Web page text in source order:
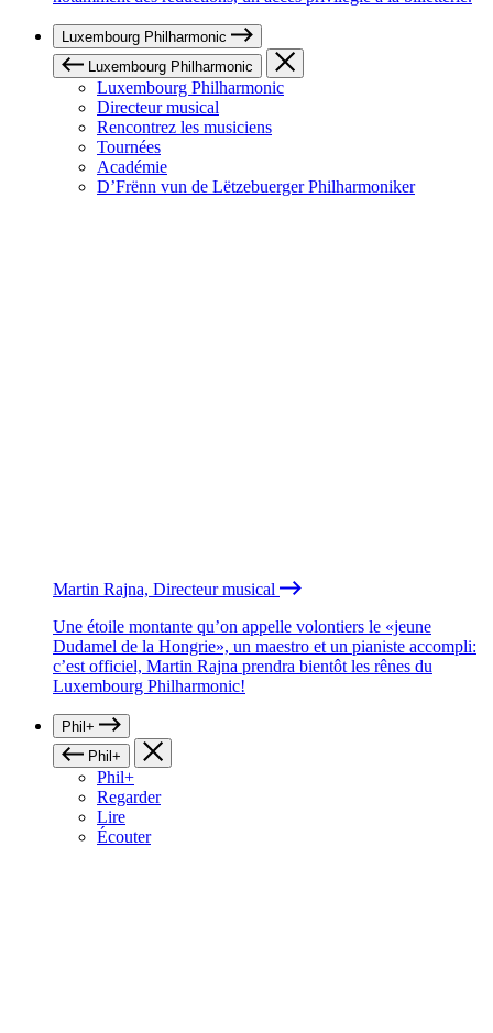
Luxembourg Philharmonic
Luxembourg Philharmonic
Luxembourg Philharmonic
Directeur musical
Rencontrez les musiciens
Tournées
Académie
D’Frënn vun de Lëtzebuerger Philharmoniker
Martin Rajna, Directeur musical
Une étoile montante qu’on appelle volontiers le «jeune
Dudamel de la Hongrie», un maestro et un pianiste accompli:
c’est officiel, Martin Rajna prendra bientôt les rênes du
Luxembourg Philharmonic!
Phil+
Phil+
Phil+
Regarder
Lire
Écouter